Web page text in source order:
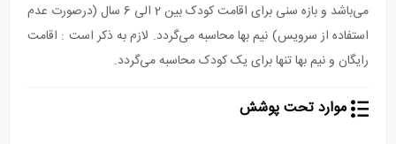
می‌باشد و بازه سنی برای اقامت کودک بین 2 الی 6 سال (درصورت عدم
استفاده از سرویس) نیم بها محاسبه می‌گردد. لازم به ذکر است : اقامت
رایگان و نیم بها تنها برای یک کودک محاسبه می‌گردد.
موارد تحت پوشش